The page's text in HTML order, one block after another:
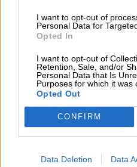
I want to opt-out of
Personal Data for
Opted In
I want to opt-out of
Retention, Sale, and/or
Personal Data that Is
Purposes for which it was
Opted Out
CONFIRM
Data Deletion Data